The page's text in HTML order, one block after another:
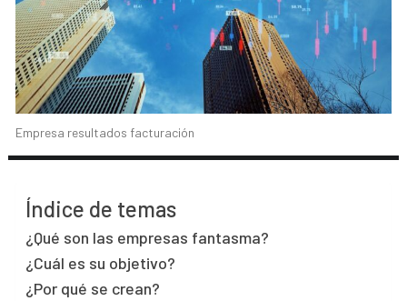
Empresa resultados facturación
Índice de temas
¿Qué son las empresas fantasma?
¿Cuál es su objetivo?
¿Por qué se crean?